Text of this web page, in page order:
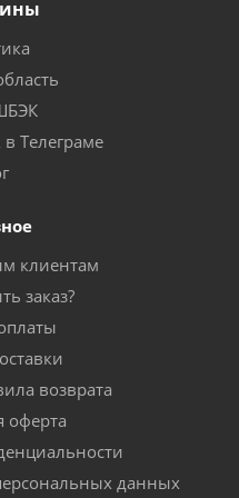
Телеграме
клиентам
заказ?
возврата
оферта
данных